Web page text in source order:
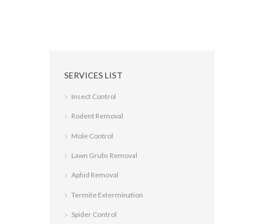
SERVICES LIST
Insect Control
Rodent Removal
Mole Control
Lawn Grubs Removal
Aphid Removal
Termite Extermination
Spider Control